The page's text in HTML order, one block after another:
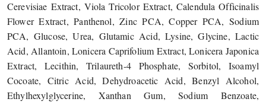
Cerevisiae Extract, Viola Tricolor Extract, Calendula Officinalis
Flower Extract, Panthenol, Zinc PCA, Copper PCA, Sodium
PCA, Glucose, Urea, Glutamic Acid, Lysine, Glycine, Lactic
Acid, Allantoin, Lonicera Caprifolium Extract, Lonicera Japonica
Extract, Lecithin, Trilaureth-4 Phosphate, Sorbitol, Isoamyl
Cocoate, Citric Acid, Dehydroacetic Acid, Benzyl Alcohol,
Ethylhexylglycerine, Xanthan Gum, Sodium Benzoate,